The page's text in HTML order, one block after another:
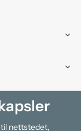
nettstedet,